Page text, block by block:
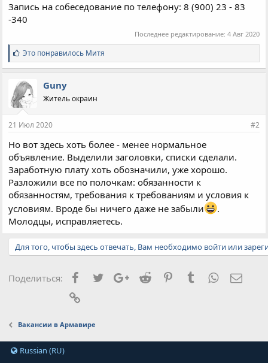
Запись на собеседование по телефону: 8 (900) 23 - 83
-340
Последнее редактирование: 4 Авг 2020
С
и
м
п
а
т
и
:
Это понравилось Митя
Guny
Житель окраин
21 Июл 2020 #2
Но вот здесь хоть более - менее нормальное
объявление. Выделили заголовки, списки сделали.
Заработную плату хоть обозначили, уже хорошо.
Разложили все по полочкам: обязанности к
обязанностям, требования к требованиям и условия к
условиям. Вроде бы ничего даже не забыли
.
Молодцы, исправляетесь.
Для того, чтобы здесь отвечать, Вам необходимо войти или
Поделиться: Facebook
TwitterGoogle+
Reddit PinterestTumblrWhatsApp
Вакансии в Армавире
Russian (RU)